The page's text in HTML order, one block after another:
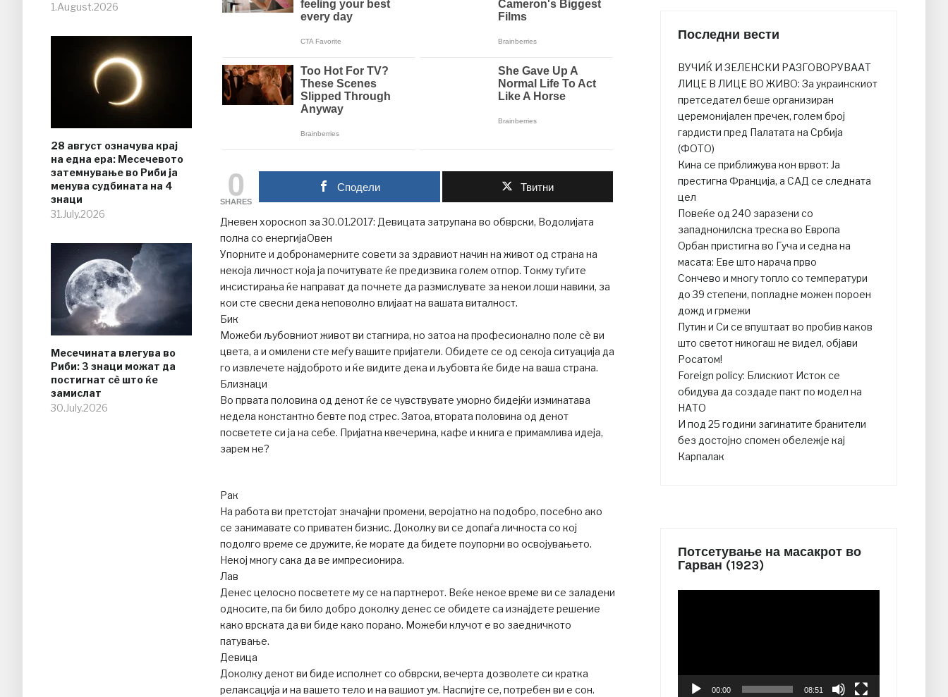
1.August.2026
28 август означува крај
на една ера: Месечевото
затемнување во Риби ја
менува судбината на 4
знаци
31.July.2026
Месечината влегува во
Риби: 3 знаци можат да
постигнат сè што ќе
замислат
30.July.2026
0
SHARES
Сподели Твитни
Дневен хороскоп за 30.01.2017: Девицата затрупана во обврски, Водолијата
полна со енергијаОвен
Упорните и добронамерните совети за здравиот начин на живот од страна на
некоја личност која ја почитувате ќе предизвика голем отпор. Токму туѓите
инсистирања ќе направат да почнете да размислувате за некои лоши навики, за
кои сте свесни дека неповолно влијаат на вашата виталност.
Бик
Можеби љубовниот живот ви стагнира, но затоа на професионално поле сѐ ви
цвета, а и омилени сте меѓу вашите пријатели. Обидете се од секоја ситуација да
го извлечете најдоброто и ќе видите дека и љубовта ќе биде на ваша страна.
Близнаци
Во првата половина од денот ќе се чувствувате уморно бидејќи изминатава
недела константно бевте под стрес. Затоа, втората половина од денот
посветете си ја на себе. Пријатна квечерина, кафе и книга е примамлива идеја,
зарем не?
Рак
На работа ви претстојат значајни промени, веројатно на подобро, посебно ако
се занимавате со приватен бизнис. Доколку ви се допаѓа личноста со кој
подолго време се дружите, ќе морате да бидете поупорни во освојувањето.
Некој многу сака да ве импресионира.
Лав
Денес целосно посветете му се на партнерот. Веќе некое време ви се заладени
односите, па би било добро доколку денес се обидете са изнајдете решение
како врската да ви биде како порано. Можеби клучот е во заедничкото
патување.
Девица
Доколку денот ви биде исполнет со обврски, вечерта дозволете си кратка
релаксација и на вашето тело и на вашиот ум. Наспијте се, потребен ви е сон.
Последни вести
ВУЧИЌ И ЗЕЛЕНСКИ РАЗГОВОРУВААТ
ЛИЦЕ В ЛИЦЕ ВО ЖИВО: За украинскиот
претседател беше организиран
церемонијален пречек, голем број
гардисти пред Палатата на Србија
(ФОТО)
Кина се приближува кон врвот: Ја
престигна Франција, а САД се следната
цел
Повеќе од 240 заразени со
западнонилска треска во Европа
Орбан пристигна во Гуча и седна на
масата: Еве што нарача прво
Сончево и многу топло со температури
до 39 степени, попладне можен пороен
дожд и грмежи
Путин и Си се впуштаат во пробив каков
што светот никогаш не видел, објави
Росатом!
Foreign policy: Блискиот Исток се
обидува да создаде пакт по модел на
НАТО
И под 25 години загинатите бранители
без достојно спомен обележје кај
Карпалак
Потсетување на масакрот во
Гарван (1923)
00:00 08:51